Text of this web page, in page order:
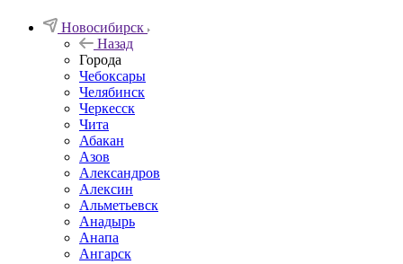
Новосибирск
Назад
Города
Чебоксары
Челябинск
Черкесск
Чита
Абакан
Азов
Александров
Алексин
Альметьевск
Анадырь
Анапа
Ангарск